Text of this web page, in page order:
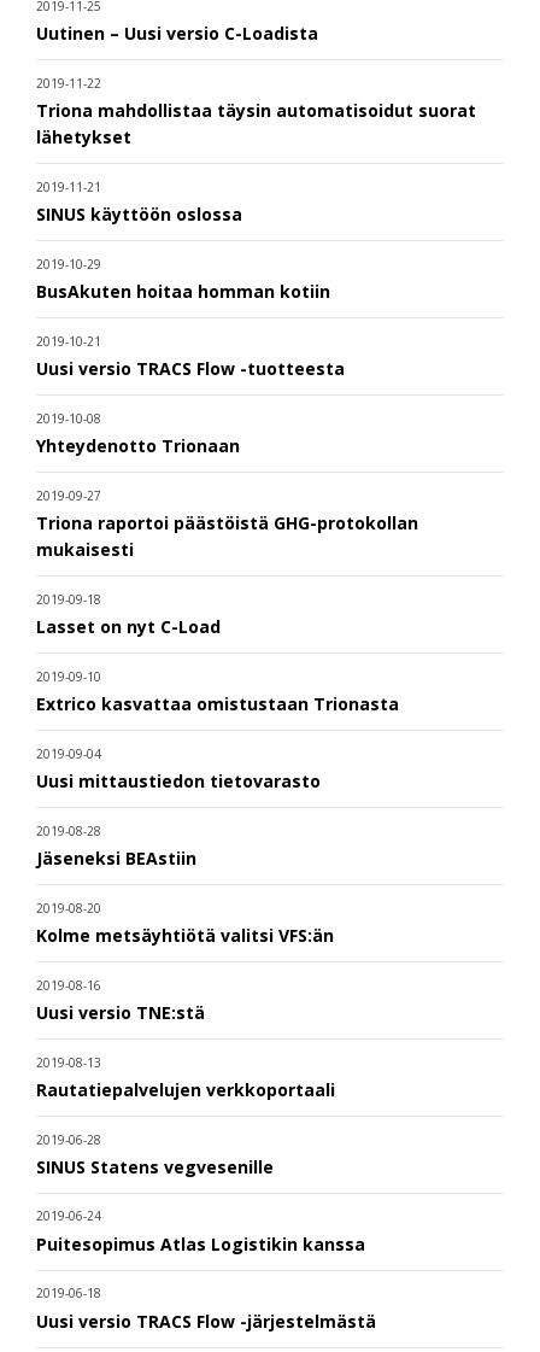
2019-11-25
Uutinen – Uusi versio C-Loadista
2019-11-22
Triona mahdollistaa täysin automatisoidut suorat
lähetykset
2019-11-21
SINUS käyttöön oslossa
2019-10-29
BusAkuten hoitaa homman kotiin
2019-10-21
Uusi versio TRACS Flow -tuotteesta
2019-10-08
Yhteydenotto Trionaan
2019-09-27
Triona raportoi päästöistä GHG-protokollan
mukaisesti
2019-09-18
Lasset on nyt C-Load
2019-09-10
Extrico kasvattaa omistustaan Trionasta
2019-09-04
Uusi mittaustiedon tietovarasto
2019-08-28
Jäseneksi BEAstiin
2019-08-20
Kolme metsäyhtiötä valitsi VFS:än
2019-08-16
Uusi versio TNE:stä
2019-08-13
Rautatiepalvelujen verkkoportaali
2019-06-28
SINUS Statens vegvesenille
2019-06-24
Puitesopimus Atlas Logistikin kanssa
2019-06-18
Uusi versio TRACS Flow -järjestelmästä